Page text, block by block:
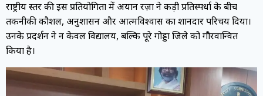
राष्ट्रीय स्तर की इस प्रतियोगिता में अयान रज़ा ने कड़ी प्रतिस्पर्धा के बीच
तकनीकी कौशल, अनुशासन और आत्मविश्वास का शानदार परिचय दिया।
उनके प्रदर्शन ने न केवल विद्यालय, बल्कि पूरे गोड्डा जिले को गौरवान्वित
किया है।